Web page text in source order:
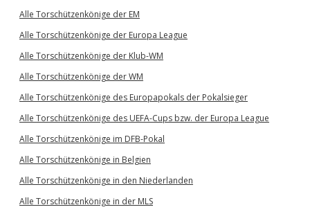
Alle Torschützenkönige der EM
Alle Torschützenkönige der Europa League
Alle Torschützenkönige der Klub-WM
Alle Torschützenkönige der WM
Alle Torschützenkönige des Europapokals der Pokalsieger
Alle Torschützenkönige des UEFA-Cups bzw. der Europa League
Alle Torschützenkönige im DFB-Pokal
Alle Torschützenkönige in Belgien
Alle Torschützenkönige in den Niederlanden
Alle Torschützenkönige in der MLS